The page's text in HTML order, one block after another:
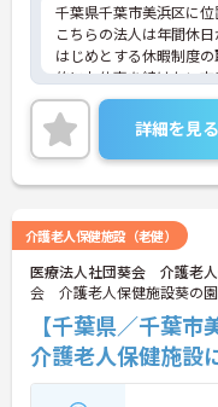
千葉県千葉市美浜区に位
こちらの法人は年間休
はじめとする休暇制度
的にお仕事を続けたい
も充実しております♪ご
イントをお伝えしますの
ください。
詳細を見る
介護老人保健施設（老健）
医療法人社団葵会 介護老
会 介護老人保健施設葵の
【千葉県／千葉
介護老人保健施設